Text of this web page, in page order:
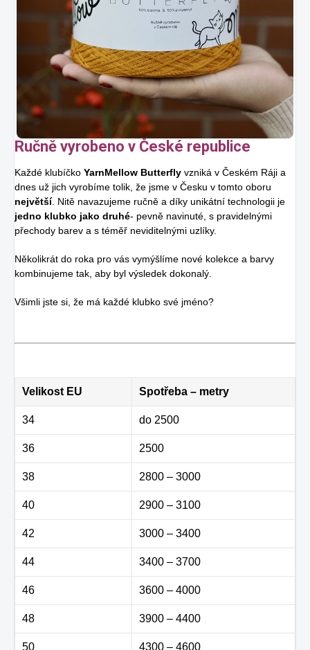
Ručně vyrobeno v České republice
Každé klubíčko YarnMellow Butterfly vzniká v Českém Ráji a
dnes už jich vyrobíme tolik, že jsme v Česku v tomto oboru
největší. Nitě navazujeme ručně a díky unikátní technologii je
jedno klubko jako druhé- pevně navinuté, s pravidelnými
přechody barev a s téměř neviditelnými uzlíky.
Několikrát do roka pro vás vymýšlíme nové kolekce a barvy
kombinujeme tak, aby byl výsledek dokonalý.
Všimli jste si, že má každé klubko své jméno?
Velikost EU Spotřeba – metry
34 do 2500
36 2500
38 2800 – 3000
40 2900 – 3100
42 3000 – 3400
44 3400 – 3700
46 3600 – 4000
48 3900 – 4400
50 4300 – 4600